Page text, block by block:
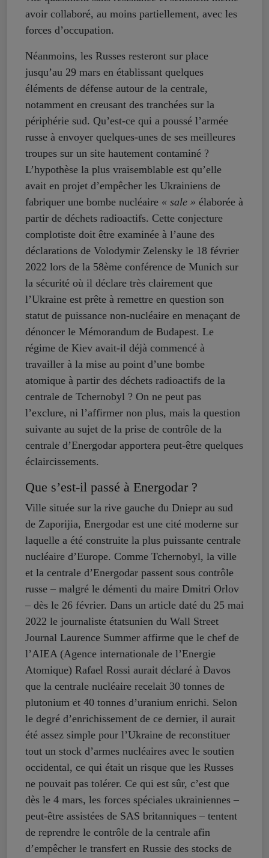
avoir collaboré, au moins partiellement, avec les
forces d’occupation.
Néanmoins, les Russes resteront sur place
jusqu’au 29 mars en établissant quelques
éléments de défense autour de la centrale,
notamment en creusant des tranchées sur la
périphérie sud. Qu’est-ce qui a poussé l’armée
russe à envoyer quelques-unes de ses meilleures
troupes sur un site hautement contaminé ?
L’hypothèse la plus vraisemblable est qu’elle
avait en projet d’empêcher les Ukrainiens de
fabriquer une bombe nucléaire « sale » élaborée à
partir de déchets radioactifs. Cette conjecture
complotiste doit être examinée à l’aune des
déclarations de Volodymir Zelensky le 18 février
2022 lors de la 58ème conférence de Munich sur
la sécurité où il déclare très clairement que
l’Ukraine est prête à remettre en question son
statut de puissance non-nucléaire en menaçant de
dénoncer le Mémorandum de Budapest. Le
régime de Kiev avait-il déjà commencé à
travailler à la mise au point d’une bombe
atomique à partir des déchets radioactifs de la
centrale de Tchernobyl ? On ne peut pas
l’exclure, ni l’affirmer non plus, mais la question
suivante au sujet de la prise de contrôle de la
centrale d’Energodar apportera peut-être quelques
éclaircissements.
Que s’est-il passé à Energodar ?
Ville située sur la rive gauche du Dniepr au sud
de Zaporijia, Energodar est une cité moderne sur
laquelle a été construite la plus puissante centrale
nucléaire d’Europe. Comme Tchernobyl, la ville
et la centrale d’Energodar passent sous contrôle
russe – malgré le démenti du maire Dmitri Orlov
– dès le 26 février. Dans un article daté du 25 mai
2022 le journaliste étatsunien du Wall Street
Journal Laurence Summer affirme que le chef de
l’AIEA (Agence internationale de l’Energie
Atomique) Rafael Rossi aurait déclaré à Davos
que la centrale nucléaire recelait 30 tonnes de
plutonium et 40 tonnes d’uranium enrichi. Selon
le degré d’enrichissement de ce dernier, il aurait
été assez simple pour l’Ukraine de reconstituer
tout un stock d’armes nucléaires avec le soutien
occidental, ce qui était un risque que les Russes
ne pouvait pas tolérer. Ce qui est sûr, c’est que
dès le 4 mars, les forces spéciales ukrainiennes –
peut-être assistées de SAS britanniques – tentent
de reprendre le contrôle de la centrale afin
d’empêcher le transfert en Russie des stocks de